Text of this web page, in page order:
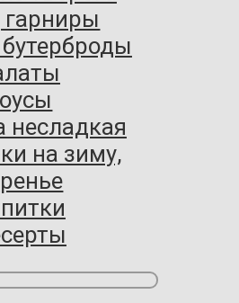
несладкая
на зиму,